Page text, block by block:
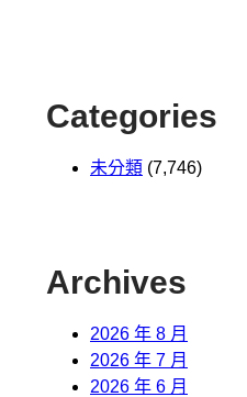
Categories
未分類 (7,746)
Archives
2026 年 8 月
2026 年 7 月
2026 年 6 月